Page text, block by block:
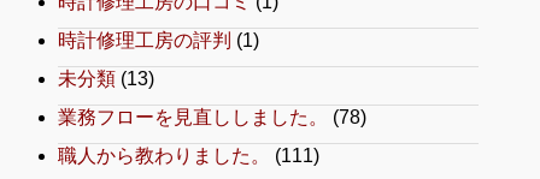
時計修理工房の評判 (1)
未分類 (13)
業務フローを見直ししました。
(78)
職人から教わりました。
(111)